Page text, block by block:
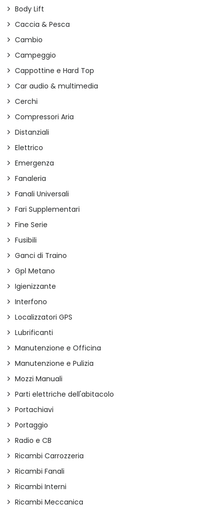
Body Lift
Caccia & Pesca
Cambio
Campeggio
Cappottine e Hard Top
Car audio & multimedia
Cerchi
Compressori Aria
Distanziali
Elettrico
Emergenza
Fanaleria
Fanali Universali
Fari Supplementari
Fine Serie
Fusibili
Ganci di Traino
Gpl Metano
Igienizzante
Interfono
Localizzatori GPS
Lubrificanti
Manutenzione e Officina
Manutenzione e Pulizia
Mozzi Manuali
Parti elettriche dell'abitacolo
Portachiavi
Portaggio
Radio e CB
Ricambi Carrozzeria
Ricambi Fanali
Ricambi Interni
Ricambi Meccanica